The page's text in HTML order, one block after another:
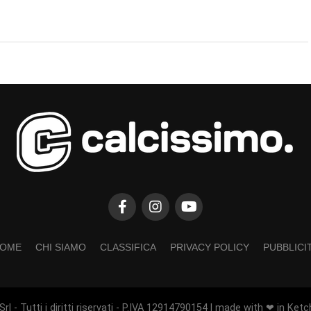
CHI SIAMO CLASSIFICA PRIVACY POLICY
- Tutti i diritti riservati - P.IVA 12914790154 | made with ❤ in